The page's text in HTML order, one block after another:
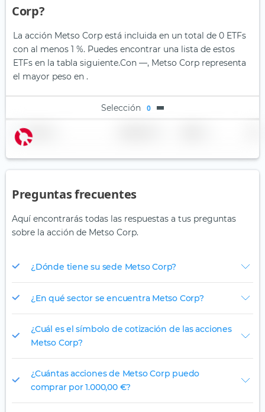
Corp?
La acción Metso Corp está incluida en un total de 0 ETFs
con al menos 1 %. Puedes encontrar una lista de estos
ETFs en la tabla siguiente.Con —, Metso Corp representa
el mayor peso en .
Selección 0
Nombre
Preguntas frecuentes
Aquí encontrarás todas las respuestas a tus preguntas
sobre la acción de Metso Corp.
¿Dónde tiene su sede Metso Corp?
¿En qué sector se encuentra Metso Corp?
¿Cuál es el símbolo de cotización de las acciones
Metso Corp?
¿Cuántas acciones de Metso Corp puedo
comprar por 1.000,00 €?